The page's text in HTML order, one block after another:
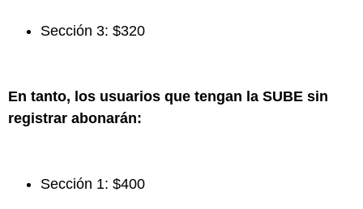
Sección 3: $320
En tanto, los usuarios que tengan la SUBE sin
registrar abonarán:
Sección 1: $400